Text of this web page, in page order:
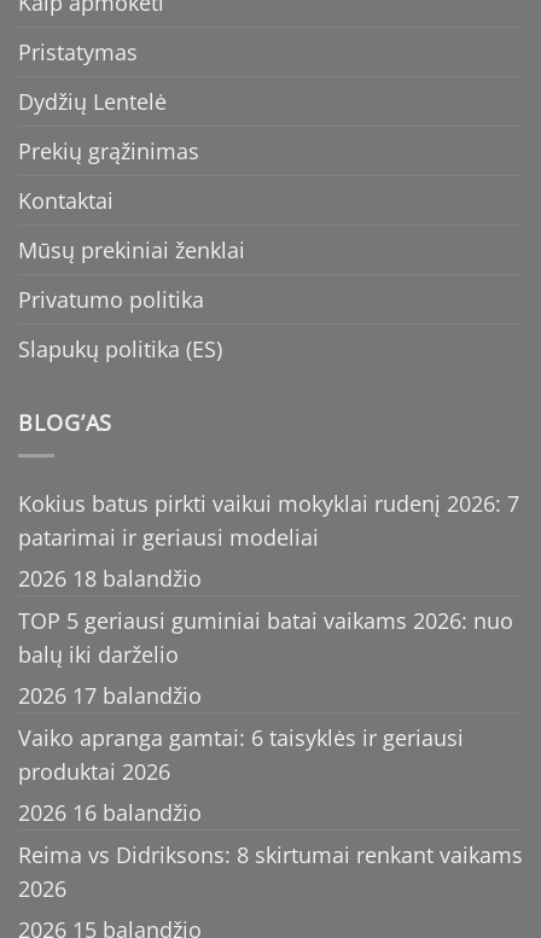
Pristatymas
Dydžių Lentelė
Prekių grąžinimas
Kontaktai
Mūsų prekiniai ženklai
Privatumo politika
Slapukų politika (ES)
BLOG’AS
Kokius batus pirkti vaikui mokyklai rudenį 2026: 7
patarimai ir geriausi modeliai
2026 18 balandžio
TOP 5 geriausi guminiai batai vaikams 2026: nuo
balų iki darželio
2026 17 balandžio
Vaiko apranga gamtai: 6 taisyklės ir geriausi
produktai 2026
2026 16 balandžio
Reima vs Didriksons: 8 skirtumai renkant vaikams
2026
2026 15 balandžio